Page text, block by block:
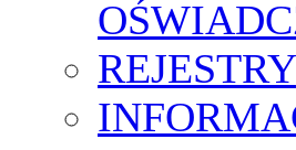
REJESTRY